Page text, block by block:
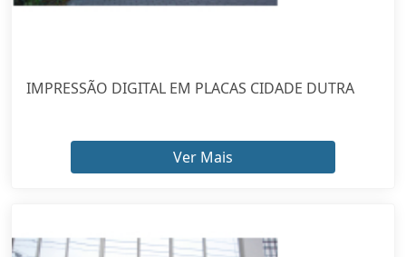
IMPRESSÃO DIGITAL EM PLACAS CIDADE DUTRA
Ver Mais